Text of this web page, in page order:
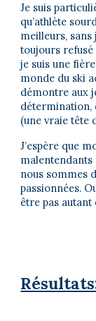
Je suis
qu’athlète
meilleurs, sans
toujours refusé
je suis une
monde du ski
démontre aux
détermination,
(une vraie tête
J’espère que
nous sommes
passionnées.
être pas autant